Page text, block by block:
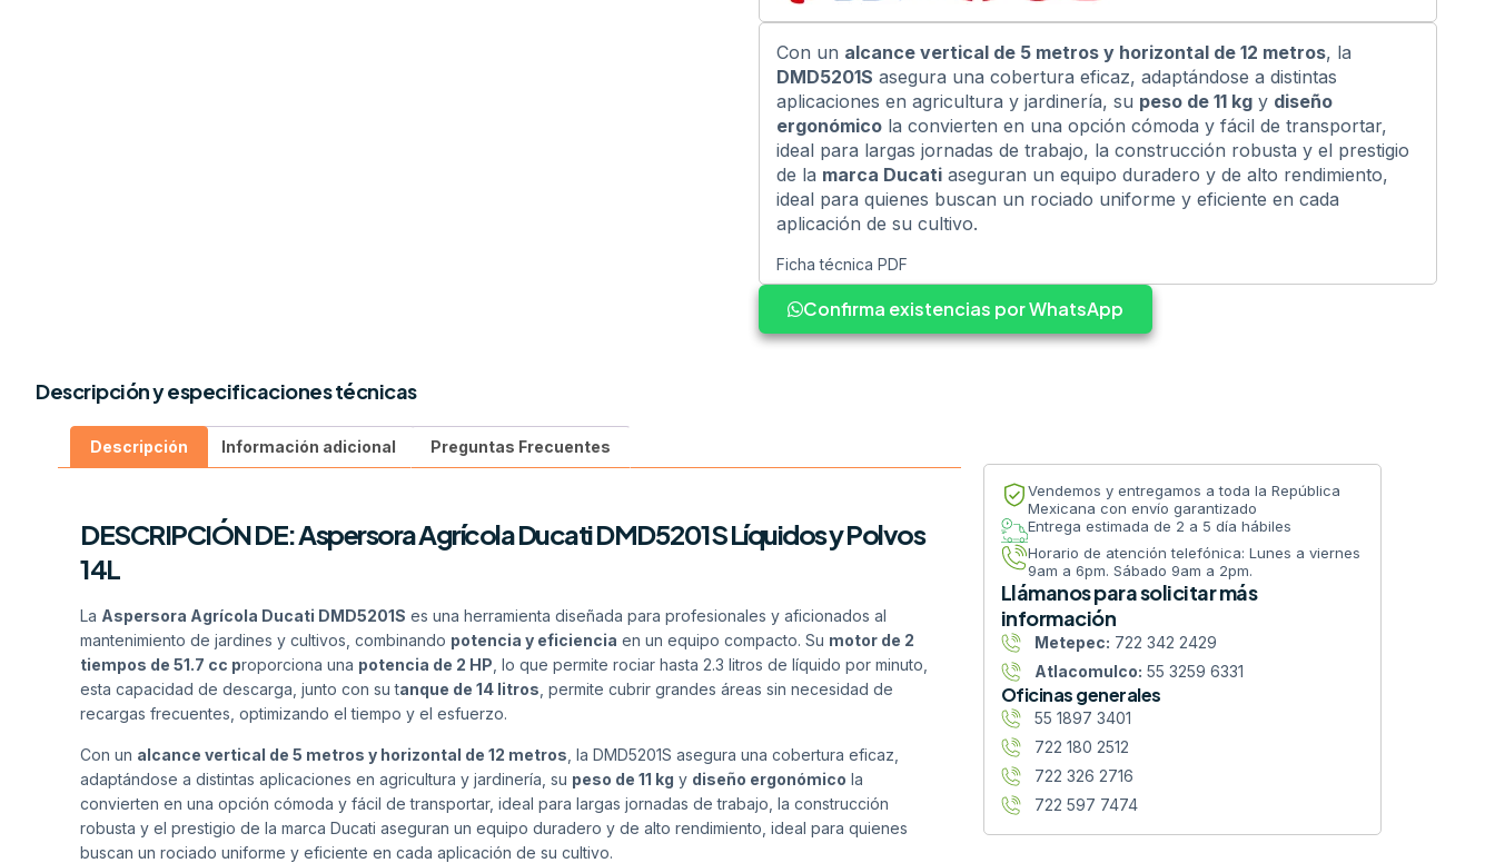
Con un alcance vertical de 5 metros y horizontal de 12 metros, la
DMD5201S asegura una cobertura eficaz, adaptándose a distintas
aplicaciones en agricultura y jardinería, su peso de 11 kg y diseño
ergonómico la convierten en una opción cómoda y fácil de transportar,
ideal para largas jornadas de trabajo, la construcción robusta y el prestigio
de la marca Ducati aseguran un equipo duradero y de alto rendimiento,
ideal para quienes buscan un rociado uniforme y eficiente en cada
aplicación de su cultivo.
Ficha técnica PDF
Confirma existencias por WhatsApp
Descripción y especificaciones técnicas
Descripción Información adicional Preguntas Frecuentes
DESCRIPCIÓN DE: Aspersora Agrícola Ducati DMD5201S Líquidos y Polvos
14L
La Aspersora Agrícola Ducati DMD5201S es una herramienta diseñada para profesionales y aficionados al
mantenimiento de jardines y cultivos, combinando potencia y eficiencia en un equipo compacto. Su motor de 2
tiempos de 51.7 cc proporciona una potencia de 2 HP , lo que permite rociar hasta 2.3 litros de líquido por minuto,
esta capacidad de descarga, junto con su tanque de 14 litros , permite cubrir grandes áreas sin necesidad de
recargas frecuentes, optimizando el tiempo y el esfuerzo.
Con un alcance vertical de 5 metros y horizontal de 12 metros , la DMD5201S asegura una cobertura eficaz,
adaptándose a distintas aplicaciones en agricultura y jardinería, su peso de 11 kg y diseño ergonómico la
convierten en una opción cómoda y fácil de transportar, ideal para largas jornadas de trabajo, la construcción
robusta y el prestigio de la marca Ducati aseguran un equipo duradero y de alto rendimiento, ideal para quienes
buscan un rociado uniforme y eficiente en cada aplicación de su cultivo.
Vendemos y entregamos a toda la República
Mexicana con envío garantizado
Entrega estimada de 2 a 5 día hábiles
Horario de atención telefónica: Lunes a viernes
9am a 6pm. Sábado 9am a 2pm.
Llámanos para solicitar más
información
Metepec: 722 342 2429
Atlacomulco: 55 3259 6331
Oficinas generales
55 1897 3401
722 180 2512
722 326 2716
722 597 7474